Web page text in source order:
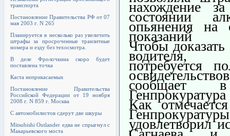
транспорта
Постановление Правительства РФ от 07
мая 2003 г. N 265
Планируется в несколько раз увеличить
штрафы за просроченные транзитные
номера и езду без техосмотра.
В деле Фролочкина скоро будет
поставлена точка
Каста неприкасаемых
Постановление Правительства
Российской Федерации от 19 ноября
2008 г. N 859 г. Москва
С автомобилистов сдерут две шкуры
Mitsubishi Outlander едва не спрыгнул с
Макарьевского моста
нахождение
состоянии
опьянения на
показаний
Чтобы доказать
водителя,
потребуется
сообщает
Как
удовлетворил